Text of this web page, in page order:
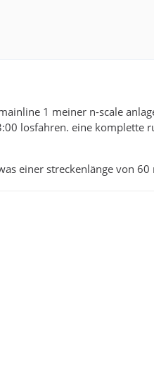
1 meiner n-scale
losfahren. eine komplette
einer streckenlänge von